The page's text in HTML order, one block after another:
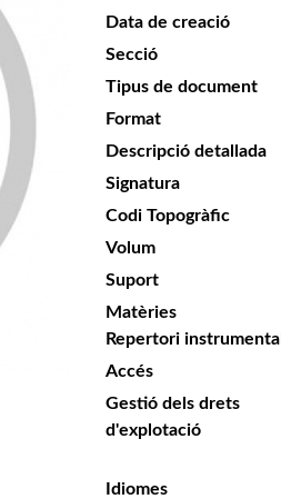
Data de creació
Secció
Tipus de document
Format
Descripció detallada
Signatura
Codi Topogràfic
Volum
Suport
Matèries
Repertori instrumental
Accés
Gestió dels drets
d'explotació
Idiomes